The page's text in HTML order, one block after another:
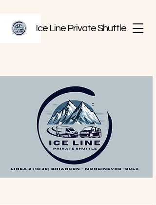
Ice Line Private Shuttle